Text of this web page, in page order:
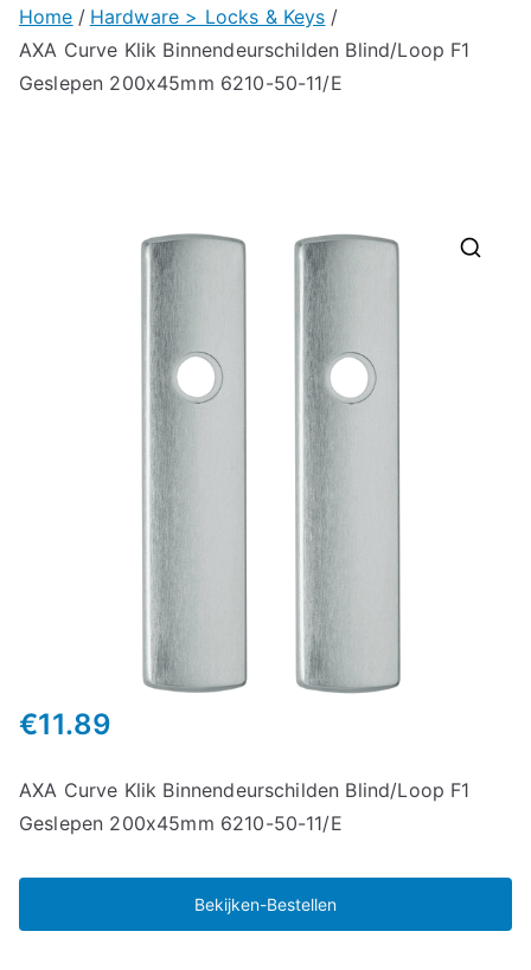
Home
Hardware > Locks & Keys
AXA Curve Klik Binnendeurschilden Blind/Loop F1
Geslepen 200x45mm 6210-50-11/E
€11.89
AXA Curve Klik Binnendeurschilden Blind/Loop F1
Geslepen 200x45mm 6210-50-11/E
Bekijken-Bestellen